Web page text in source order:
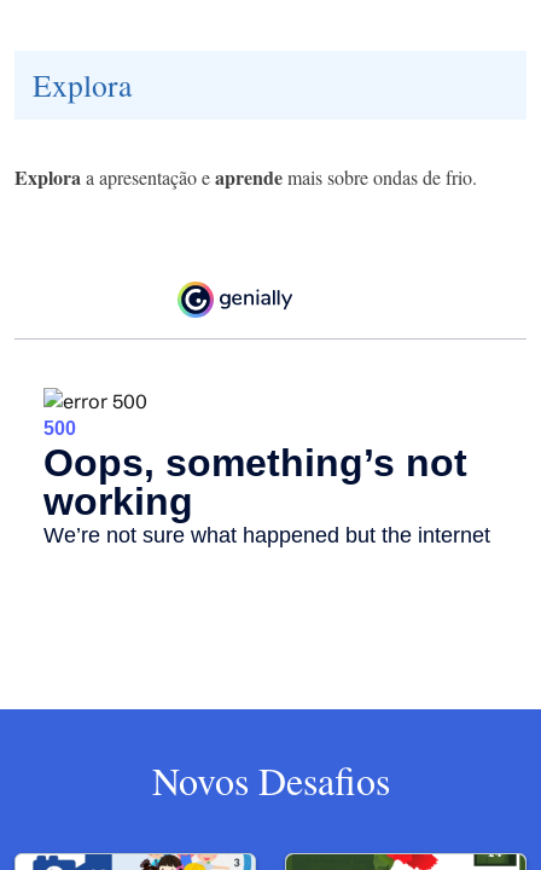
Explora
Exploraa apresentação eaprendemais sobre ondas de frio.
Novos Desafios